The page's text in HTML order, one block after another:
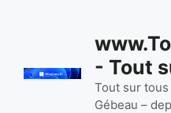
- Tout
Tout sur
Gébeau –